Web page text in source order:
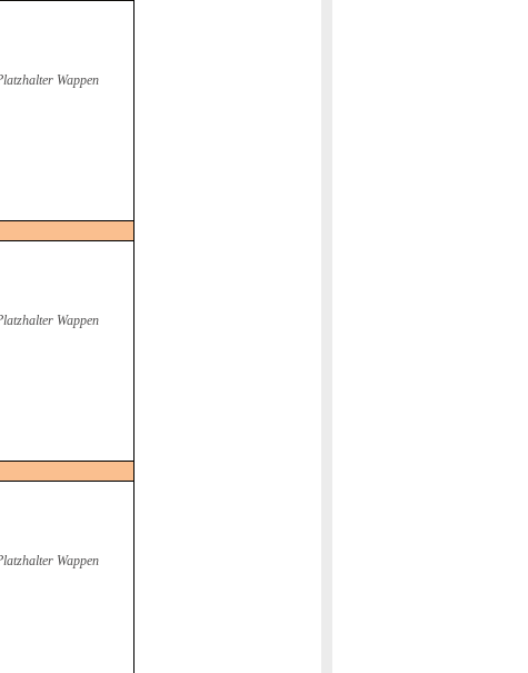
Wappen
Wappen
Wappen